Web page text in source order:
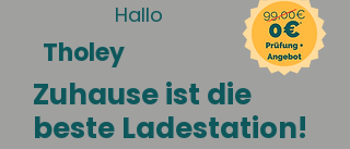
Hallo
Tholey
Zuhause ist die
beste Ladestation!